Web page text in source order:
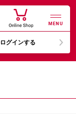
MENU
ログインする